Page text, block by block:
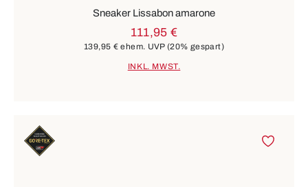
Sneaker Lissabon amarone
111,95 €
139,95 € ehem. UVP(20% gespart)
INKL. MWST.